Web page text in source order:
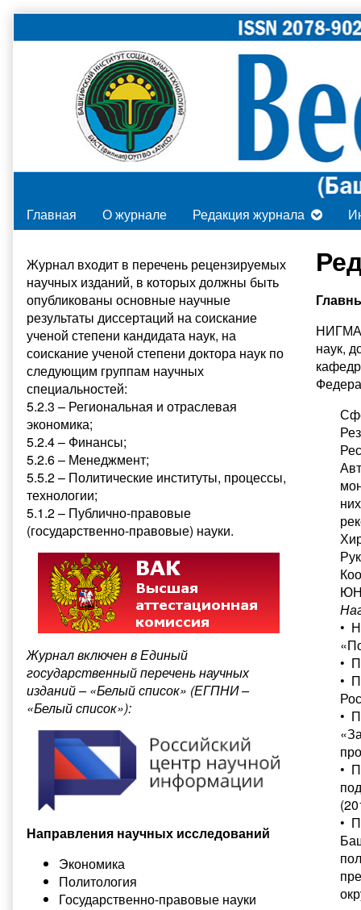
to
Главная О журнале Редакция журнала
наук,
•
•
•
•
•
•
Primary
Sidebar
Журнал входит в перечень рецензируемых
научных изданий, в которых должны быть
опубликованы основные научные
результаты диссертаций на соискание
ученой степени кандидата наук, на
соискание ученой степени доктора наук по
следующим группам научных
специальностей:
5.2.3 – Региональная и отраслевая
экономика;
5.2.4 – Финансы;
5.2.6 – Менеджмент;
5.5.2 – Политические институты, процессы,
технологии;
5.1.2 – Публично-правовые
(государственно-правовые) науки.
Журнал включен в Единый
государственный перечень научных
изданий – «Белый список» (ЕГПНИ –
«Белый список»):
Направления научных исследований
Экономика
Политология
Государственно-правовые науки